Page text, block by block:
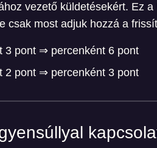
vezető küldetésekért. Ez
csak most adjuk hozzá a
3 pont ⇒ percenként 6 pont
2 pont ⇒ percenként 3 pont